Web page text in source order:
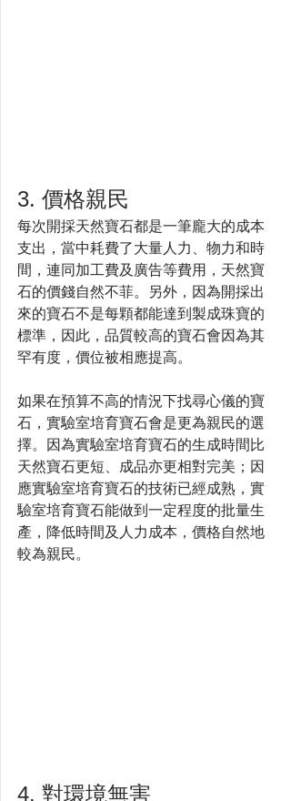
3. 價格親民
每次開採天然寶石都是一筆龐大的成本
支出，當中耗費了大量人力、物力和時
間，連同加工費及廣告等費用，天然寶
石的價錢自然不菲。另外，因為開採出
來的寶石不是每顆都能達到製成珠寶的
標準，因此，品質較高的寶石會因為其
罕有度，價位被相應提高。
如果在預算不高的情況下找尋心儀的寶
石，實驗室培育寶石會是更為親民的選
擇。因為實驗室培育寶石的生成時間比
天然寶石更短、成品亦更相對完美；因
應實驗室培育寶石的技術已經成熟，實
驗室培育寶石能做到一定程度的批量生
產，降低時間及人力成本，價格自然地
較為親民。
4. 對環境無害